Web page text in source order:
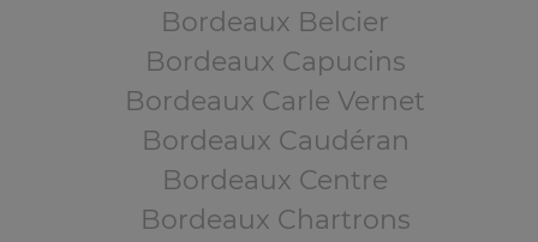
Bordeaux Belcier
Bordeaux Capucins
Bordeaux Carle Vernet
Bordeaux Caudéran
Bordeaux Centre
Bordeaux Chartrons